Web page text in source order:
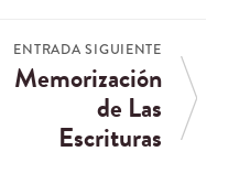
ENTRADA SIGUIENTE
Memorización
de Las
Escrituras